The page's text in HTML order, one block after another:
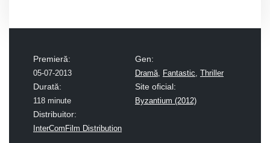
Premieră:
05-07-2013
Gen:
Dramă Fantastic Thriller
Durată:
118 minute
Site oficial:
Byzantium (2012)
Distribuitor:
InterComFilm Distribution